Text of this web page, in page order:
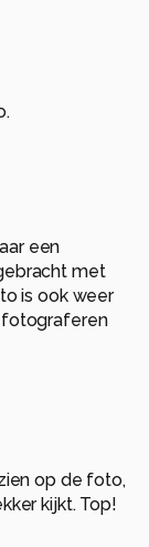
een
met
is ook weer
fotograferen
op de foto,
kijkt. Top!